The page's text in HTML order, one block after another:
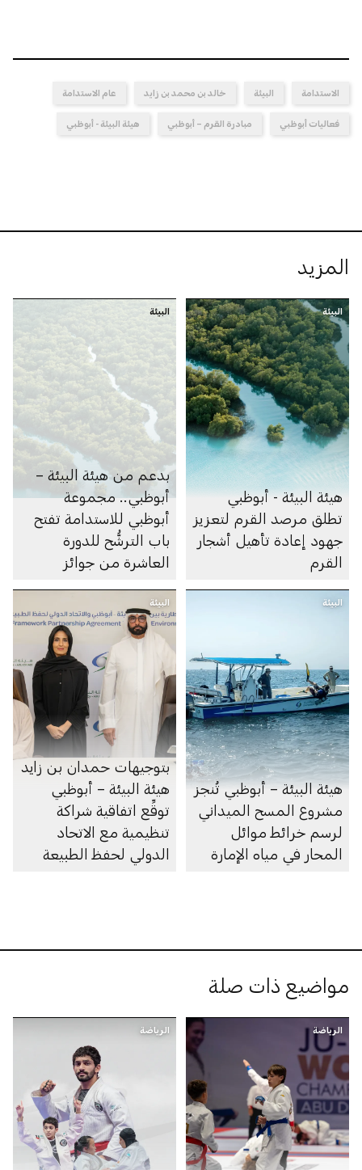
الاستدامة البيئة خالد بن محمد بن زايد عام الاستدامة
فعاليات أبوظبي مبادرة القرم – أبوظبي هيئة البيئة - أبوظبي
المزيد
البيئة
هيئة البيئة - أبوظبي
تطلق مرصد القرم لتعزيز
جهود إعادة تأهيل أشجار
القرم
البيئة
بدعم من هيئة البيئة –
أبوظبي.. مجموعة
أبوظبي للاستدامة تفتح
باب الترشُّح للدورة
العاشرة من جوائز
البيئة
هيئة البيئة – أبوظبي تُنجز
مشروع المسح الميداني
لرسم خرائط موائل
المحار في مياه الإمارة
البيئة
بتوجيهات حمدان بن زايد
هيئة البيئة – أبوظبي
توقِّع اتفاقية شراكة
تنظيمية مع الاتحاد
الدولي لحفظ الطبيعة
مواضيع ذات صلة
الرياضة الرياضة